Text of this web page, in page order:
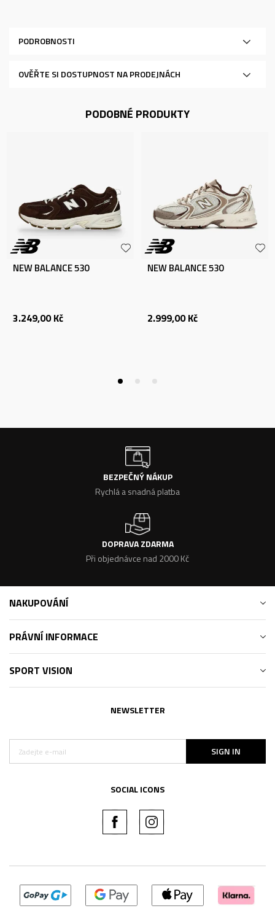
PODROBNOSTI
OVĚŘTE SI DOSTUPNOST NA PRODEJNÁCH
PODOBNÉ PRODUKTY
NEW BALANCE 530
3.249,00 Kč
NEW BALANCE 530
2.999,00 Kč
BEZPEČNÝ NÁKUP
Rychlá a snadná platba
DOPRAVA ZDARMA
Při objednávce nad 2000 Kč
NAKUPOVÁNÍ
PRÁVNÍ INFORMACE
SPORT VISION
NEWSLETTER
SIGN IN
SOCIAL ICONS